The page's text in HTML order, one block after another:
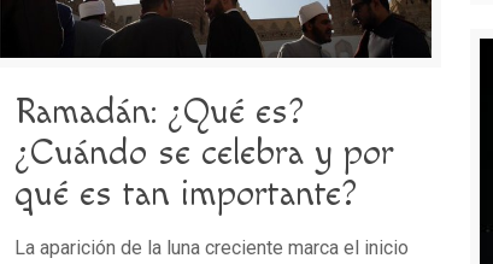
Ramadán: ¿Qué es?
¿Cuándo se celebra y por
qué es tan importante?
La aparición de la luna creciente marca el inicio